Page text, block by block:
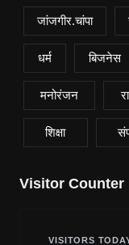
जांजगीर.चांपा
धर्म बिजनेस
मनोरंजन
शिक्षा
Visitor Counter
VISITORS